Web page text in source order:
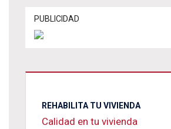
PUBLICIDAD
REHABILITA TU VIVIENDA
Calidad en tu vivienda